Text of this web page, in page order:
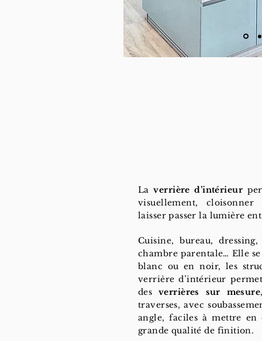
Laverrière d’intérieur
visuellement, cloisonner
laisser passer la lumière
Cuisine, bureau,
chambre parentale… Elle
blanc ou en noir, les
verrière d’intérieur
des verrières sur mesure
traverses, avec
angle, faciles à mettre en
grande qualité de finition.